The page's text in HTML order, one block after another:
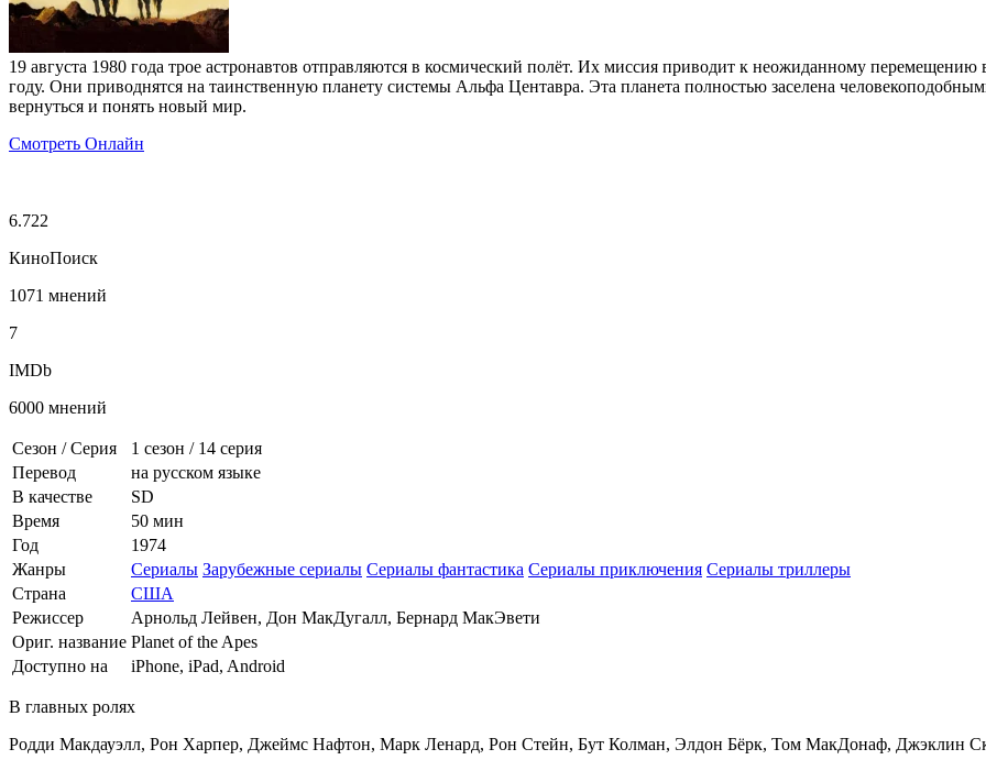
19 августа 1980 года трое астронавтов отправляются в космический полёт. Их миссия приводит к неожиданному
году. Они приводнятся на таинственную планету системы Альфа Центавра. Эта планета полностью заселена
вернуться и понять новый мир.
Смотреть Онлайн
6.722
КиноПоиск
1071 мнений
7
IMDb
6000 мнений
Сезон / Серия 1 сезон / 14 серия
Перевод
на русском языке
В качестве
SD
Время
50 мин
Год
1974
Жанры
Сериалы Зарубежные сериалы Сериалы фантастика Сериалы приключения Сериалы триллеры
Страна
США
Режиссер
Арнольд Лейвен, Дон МакДугалл, Бернард МакЭвети
Ориг. название Planet of the Apes
Доступно на
iPhone, iPad, Android
В главных ролях
Родди Макдауэлл, Рон Харпер, Джеймс Нафтон, Марк Ленард, Рон Стейн, Бут Колман, Элдон Бёрк, Том МакДонаф, Джэклин